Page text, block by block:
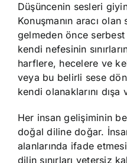
Düşüncenin sesleri
Konuşmanın aracı
gelmeden önce
kendi nefesinin
harflere, hecelere ve
veya bu belirli sese
kendi olanaklarını dışa
Her insan gelişiminin
doğal diline doğar.
alanlarında ifade
dilin sınırları yetersiz